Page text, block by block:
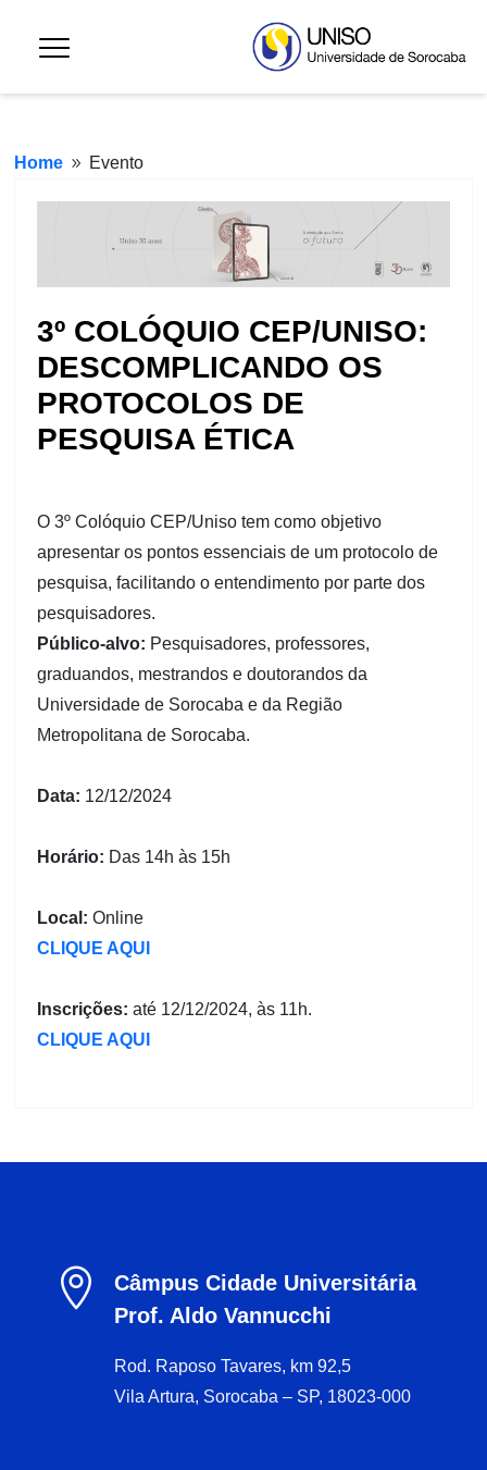
Home 9 Evento
3º COLÓQUIO CEP/UNISO:
DESCOMPLICANDO OS
PROTOCOLOS DE
PESQUISA ÉTICA
O 3º Colóquio CEP/Uniso tem como objetivo
apresentar os pontos essenciais de um protocolo de
pesquisa, facilitando o entendimento por parte dos
pesquisadores.
Público-alvo: Pesquisadores, professores,
graduandos, mestrandos e doutorandos da
Universidade de Sorocaba e da Região
Metropolitana de Sorocaba.
Data: 12/12/2024
Horário: Das 14h às 15h
Local: Online
CLIQUE AQUI
Inscrições:até 12/12/2024, às 11h.
CLIQUE AQUI

Câmpus Cidade Universitária
Prof. Aldo Vannucchi
Rod. Raposo Tavares, km 92,5
Vila Artura, Sorocaba – SP, 18023-000